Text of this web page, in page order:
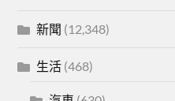
新聞 (12,348)
生活 (468)